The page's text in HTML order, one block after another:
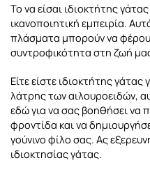
Το να είσαι ιδιοκτήτης
ικανοποιητική εμπειρία.
πλάσματα μπορούν να
συντροφικότητα στη ζωή
Είτε είστε ιδιοκτήτης
λάτρης των αιλουροειδών,
εδώ για να σας βοηθήσει να
φροντίδα και να
γούνινο φίλο σας. Ας
ιδιοκτησίας γάτας.